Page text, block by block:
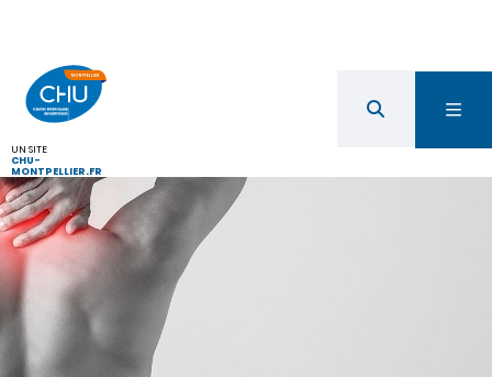
UN SITE
CHU-
MONTPELLIER.FR